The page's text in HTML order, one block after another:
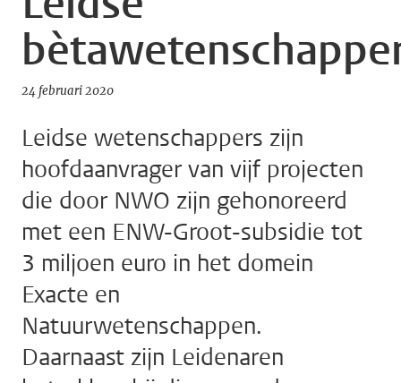
24 februari 2020
Leidse wetenschappers zijn
hoofdaanvrager van vijf projecten
die door NWO zijn gehonoreerd
met een ENW-Groot-subsidie tot
3 miljoen euro in het domein
Exacte en
Natuurwetenschappen.
Daarnaast zijn Leidenaren